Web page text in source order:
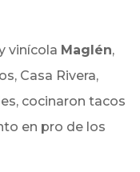
vinícola Maglén,
Casa Rivera,
cocinaron tacos
en pro de los